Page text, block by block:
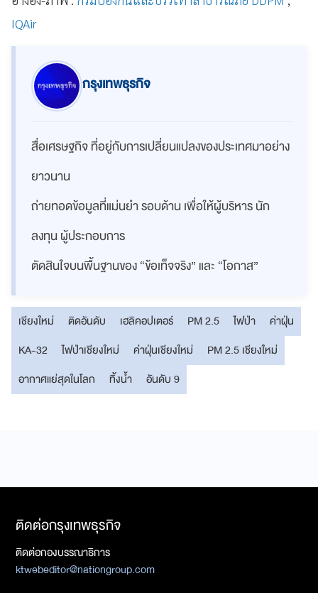
IQAir
กรุงเทพธุรกิจ
สื่อเศรษฐกิจ ที่อยู่กับการเปลี่ยนแปลงของประเทศมาอย่าง
ยาวนาน
ถ่ายทอดข้อมูลที่แม่นยำ รอบด้าน เพื่อให้ผู้บริหาร นัก
ลงทุน ผู้ประกอบการ
ตัดสินใจบนพื้นฐานของ “ข้อเท็จจริง” และ “โอกาส”
เชียงใหม่ ติดอันดับ เฮลิคอปเตอร์ PM 2.5 ไฟป่า
ค่าฝุ่น
KA-32
ไฟป่าเชียงใหม่ ค่าฝุ่นเชียงใหม่
PM 2.5 เชียงใหม่
อากาศแย่สุดในโลก
ทิ้งน้ำ อันดับ 9
ติดต่อกรุงเทพธุรกิจ
ติดต่อกองบรรณาธิการ
ktwebeditor@nationgroup.com